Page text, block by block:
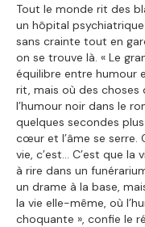
Tout le monde rit des
un hôpital
sans crainte tout en
on se trouve là. « Le
équilibre entre humour
rit, mais où des choses
l’humour noir dans le
quelques secondes
cœur et l’âme se serre.
vie, c’est… C’est que
à rire dans un
un drame à la base,
la vie elle-même, où
choquante », confie le